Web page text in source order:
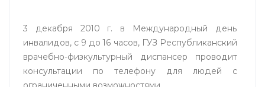
3 декабря 2010 г. в Международный день
инвалидов, с 9 до 16 часов, ГУЗ Республиканский
врачебно-физкультурный диспансер проводит
консультации по телефону для людей с